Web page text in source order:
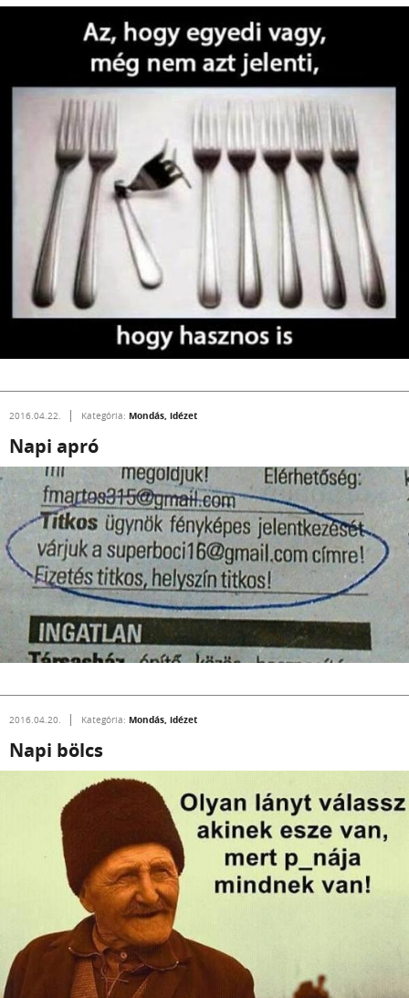
2016.04.22. Kategória: Mondás, idézet
Napi apró
2016.04.20. Kategória: Mondás, idézet
Napi bölcs